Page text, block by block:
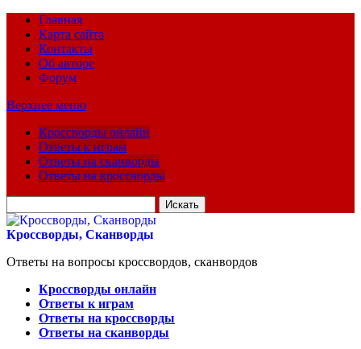
Главная
Карта сайта
Контакты
Об авторе
Форум
Верхнее меню
Кроссворды онлайн
Ответы к играм
Ответы на сканворды
Ответы на кроссворды
для:
Кроссворды, Сканворды
Ответы на вопросы кроссвордов, сканвордов
Кроссворды онлайн
Ответы к играм
Ответы на кроссворды
Ответы на сканворды